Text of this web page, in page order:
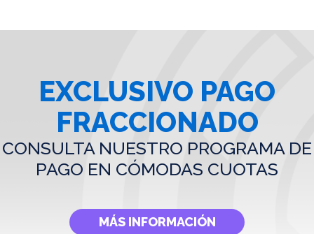
EXCLUSIVO PAGO
FRACCIONADO
CONSULTA NUESTRO PROGRAMA DE
PAGO EN CÓMODAS CUOTAS
MÁS INFORMACIÓN